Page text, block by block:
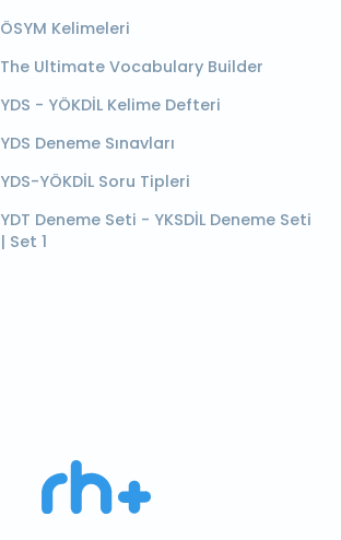
ÖSYM Kelimeleri
The Ultimate Vocabulary Builder
YDS - YÖKDİL Kelime Defteri
YDS Deneme Sınavları
YDS-YÖKDİL Soru Tipleri
YDT Deneme Seti - YKSDİL Deneme Seti
| Set 1